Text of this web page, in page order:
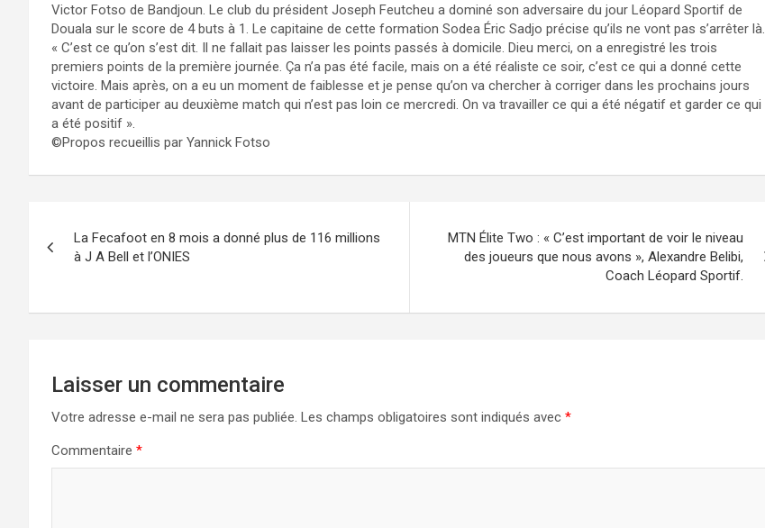
Victor Fotso de Bandjoun. Le club du président Joseph Feutcheu a dominé son adversaire du jour Léopard Sportif de
Douala sur le score de 4 buts à 1. Le capitaine de cette formation Sodea Éric Sadjo précise qu’ils ne vont pas s’arrêter là.
« C’est ce qu’on s’est dit. Il ne fallait pas laisser les points passés à domicile. Dieu merci, on a enregistré les trois
premiers points de la première journée. Ça n’a pas été facile, mais on a été réaliste ce soir, c’est ce qui a donné cette
victoire. Mais après, on a eu un moment de faiblesse et je pense qu’on va chercher à corriger dans les prochains jours
avant de participer au deuxième match qui n’est pas loin ce mercredi. On va travailler ce qui a été négatif et garder ce qui
a été positif ».
©Propos recueillis par Yannick Fotso
de
La Fecafoot en 8 mois a donné plus de 116 millions
à J A Bell et l’ONIES
MTN Élite Two : « C’est important de voir le niveau
des joueurs que nous avons », Alexandre Belibi,
Coach Léopard Sportif.
Laisser un commentaire
Votre adresse e-mail ne sera pas publiée. Les champs obligatoires sont indiqués avec *
Commentaire *